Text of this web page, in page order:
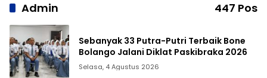
Admin 447 Pos
Sebanyak 33 Putra-Putri Terbaik Bone
Bolango Jalani Diklat Paskibraka 2026
Selasa, 4 Agustus 2026